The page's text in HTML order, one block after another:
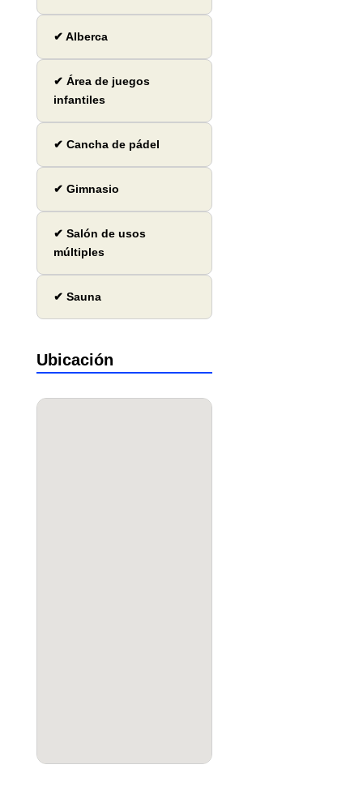
✔ Alberca
✔ Área de juegos
infantiles
✔ Cancha de pádel
✔ Gimnasio
✔ Salón de usos
múltiples
✔ Sauna
Ubicación